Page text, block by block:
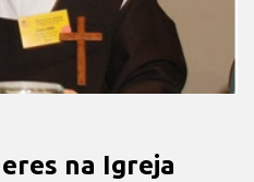
na Igreja